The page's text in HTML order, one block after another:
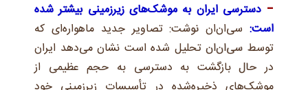
دسترسی ایران به موشک‌های زیرزمینی بیشتر شده
است: سی‌ان‌ان نوشت: تصاویر جدید ماهواره‌ای که
توسط سی‌ان‌ان تحلیل شده است نشان می‌دهد ایران
در حال بازگشت به دسترسی به حجم عظیمی از